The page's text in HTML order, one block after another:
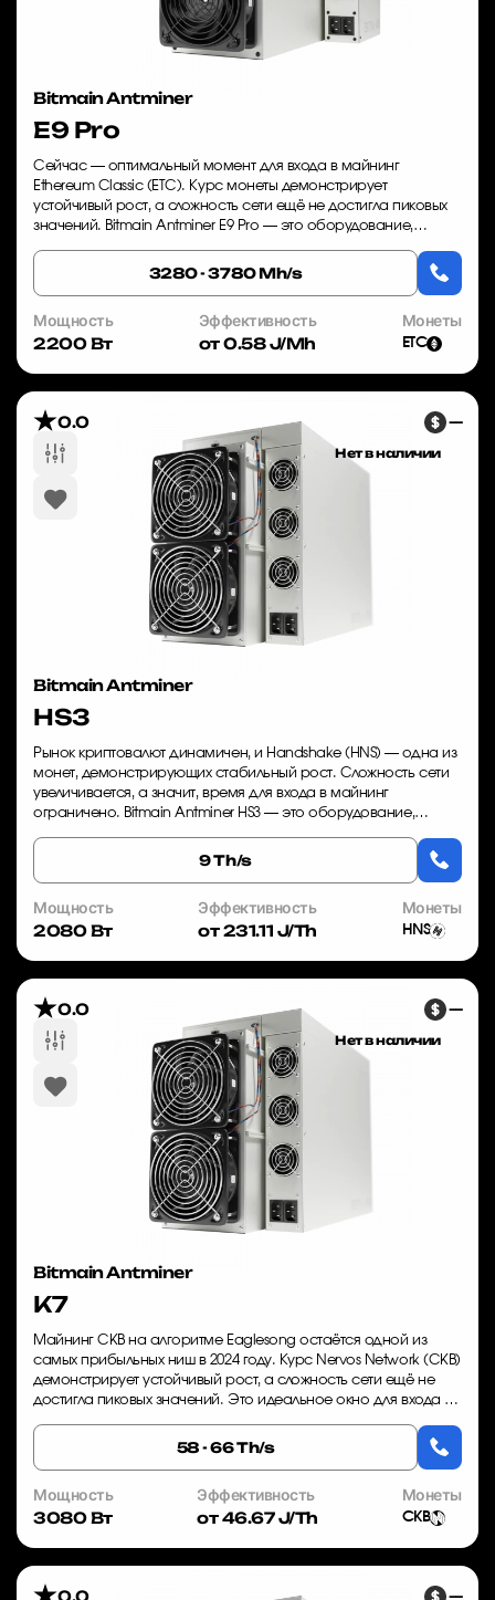
Bitmain Antminer
E9 Pro
Сейчас — оптимальный момент для входа в майнинг
Ethereum Classic (ETC). Курс монеты демонстрирует
устойчивый рост, а сложность сети ещё не достигла пиковых
значений. Bitmain Antminer E9 Pro — это оборудование,
3280 - 3780 Mh/s
Мощность
2200 Вт
Эффективность
от 0.58 J/Mh
Монеты
ETC
Bitmain Antminer
HS3
—
Рынок криптовалют динамичен, и Handshake (HNS) — одна из
монет, демонстрирующих стабильный рост. Сложность сети
увеличивается, а значит, время для входа в майнинг
ограничено. Bitmain Antminer HS3 — это оборудование,
9 Th/s
Нет в наличии
0.0
Мощность
2080 Вт
Эффективность
от 231.11 J/Th
Монеты
HNS
Bitmain Antminer
K7
—
Майнинг CKB на алгоритме Eaglesong остаётся одной из
самых прибыльных ниш в 2024 году. Курс Nervos Network (CKB)
демонстрирует устойчивый рост, а сложность сети ещё не
достигла пиковых значений. Это идеальное окно для входа —
58 - 66 Th/s
Нет в наличии
0.0
Мощность
3080 Вт
Эффективность
от 46.67 J/Th
Монеты
CKB
—
0.0